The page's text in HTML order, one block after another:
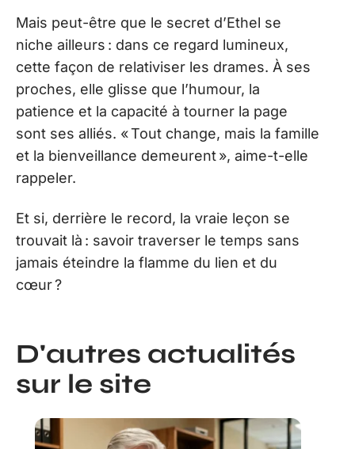
Mais peut-être que le secret d’Ethel se
niche ailleurs : dans ce regard lumineux,
cette façon de relativiser les drames. À ses
proches, elle glisse que l’humour, la
patience et la capacité à tourner la page
sont ses alliés. « Tout change, mais la famille
et la bienveillance demeurent », aime-t-elle
rappeler.
Et si, derrière le record, la vraie leçon se
trouvait là : savoir traverser le temps sans
jamais éteindre la flamme du lien et du
cœur ?
D'autres actualités
sur le site